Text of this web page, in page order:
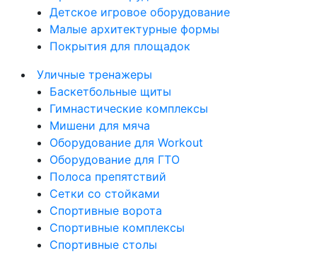
Детское игровое оборудование
Малые архитектурные формы
Покрытия для площадок
Уличные тренажеры
Баскетбольные щиты
Гимнастические комплексы
Мишени для мяча
Оборудование для Workout
Оборудование для ГТО
Полоса препятствий
Сетки со стойками
Спортивные ворота
Спортивные комплексы
Спортивные столы